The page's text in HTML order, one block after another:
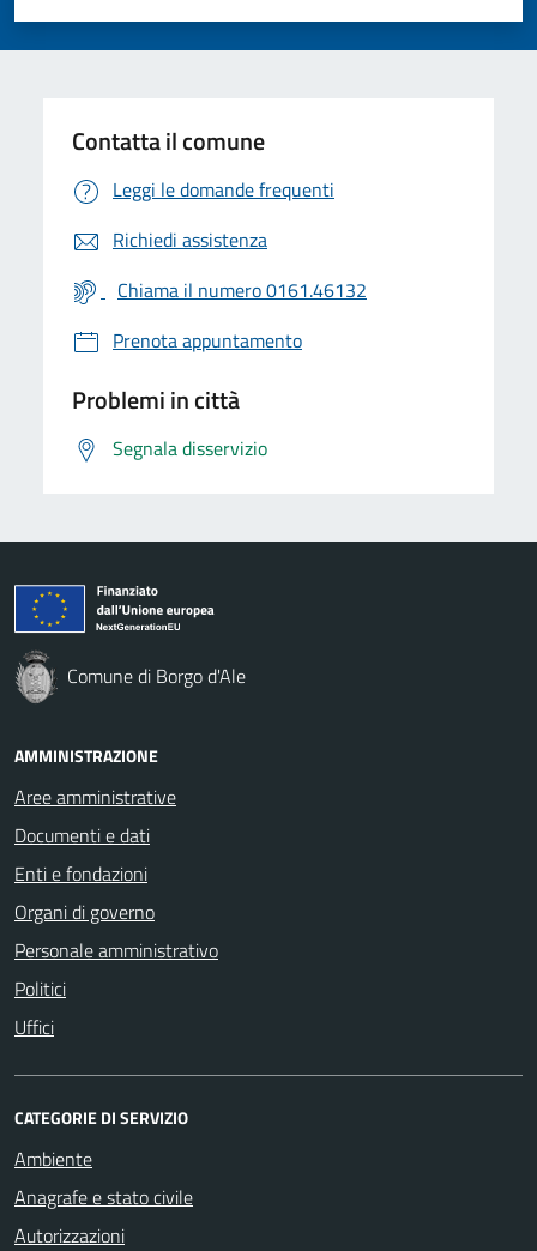
Valuta 5 stelle su 5
Valuta 4 stelle su 5
Valuta 3 stelle su 5
Valuta 2 stelle su 5
Valuta 1 stelle su 5
Contatta il comune
Leggi le domande frequenti
Richiedi assistenza
Chiama il numero 0161.46132
Prenota appuntamento
Problemi in città
Segnala disservizio
Comune di Borgo d'Ale
AMMINISTRAZIONE
Aree amministrative
Documenti e dati
Enti e fondazioni
Organi di governo
Personale amministrativo
Politici
Uffici
CATEGORIE DI SERVIZIO
Ambiente
Anagrafe e stato civile
Autorizzazioni